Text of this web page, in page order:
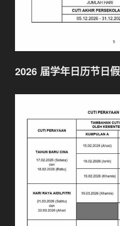
2026 届学年日历节日